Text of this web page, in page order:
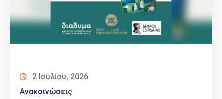
Αποφάσεις
2 Ιουλίου, 2026
Ανακοινώσεις